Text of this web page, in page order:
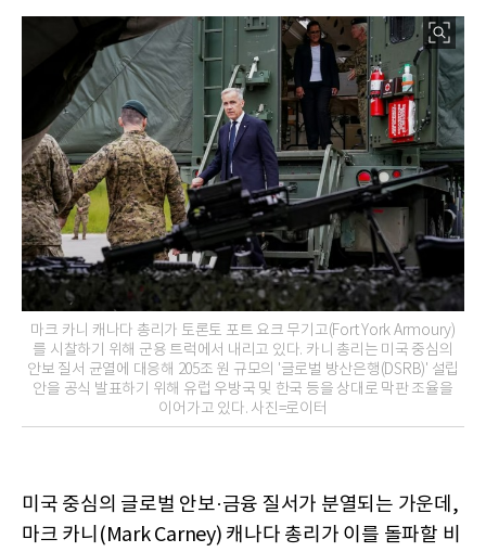
마크 카니 캐나다 총리가 토론토 포트 요크 무기고(Fort York Armoury)
를 시찰하기 위해 군용 트럭에서 내리고 있다. 카니 총리는 미국 중심의
안보 질서 균열에 대응해 205조 원 규모의 '글로벌 방산은행(DSRB)' 설립
안을 공식 발표하기 위해 유럽 우방국 및 한국 등을 상대로 막판 조율을
이어가고 있다. 사진=로이터
미국 중심의 글로벌 안보·금융 질서가 분열되는 가운데,
마크 카니(Mark Carney) 캐나다 총리가 이를 돌파할 비